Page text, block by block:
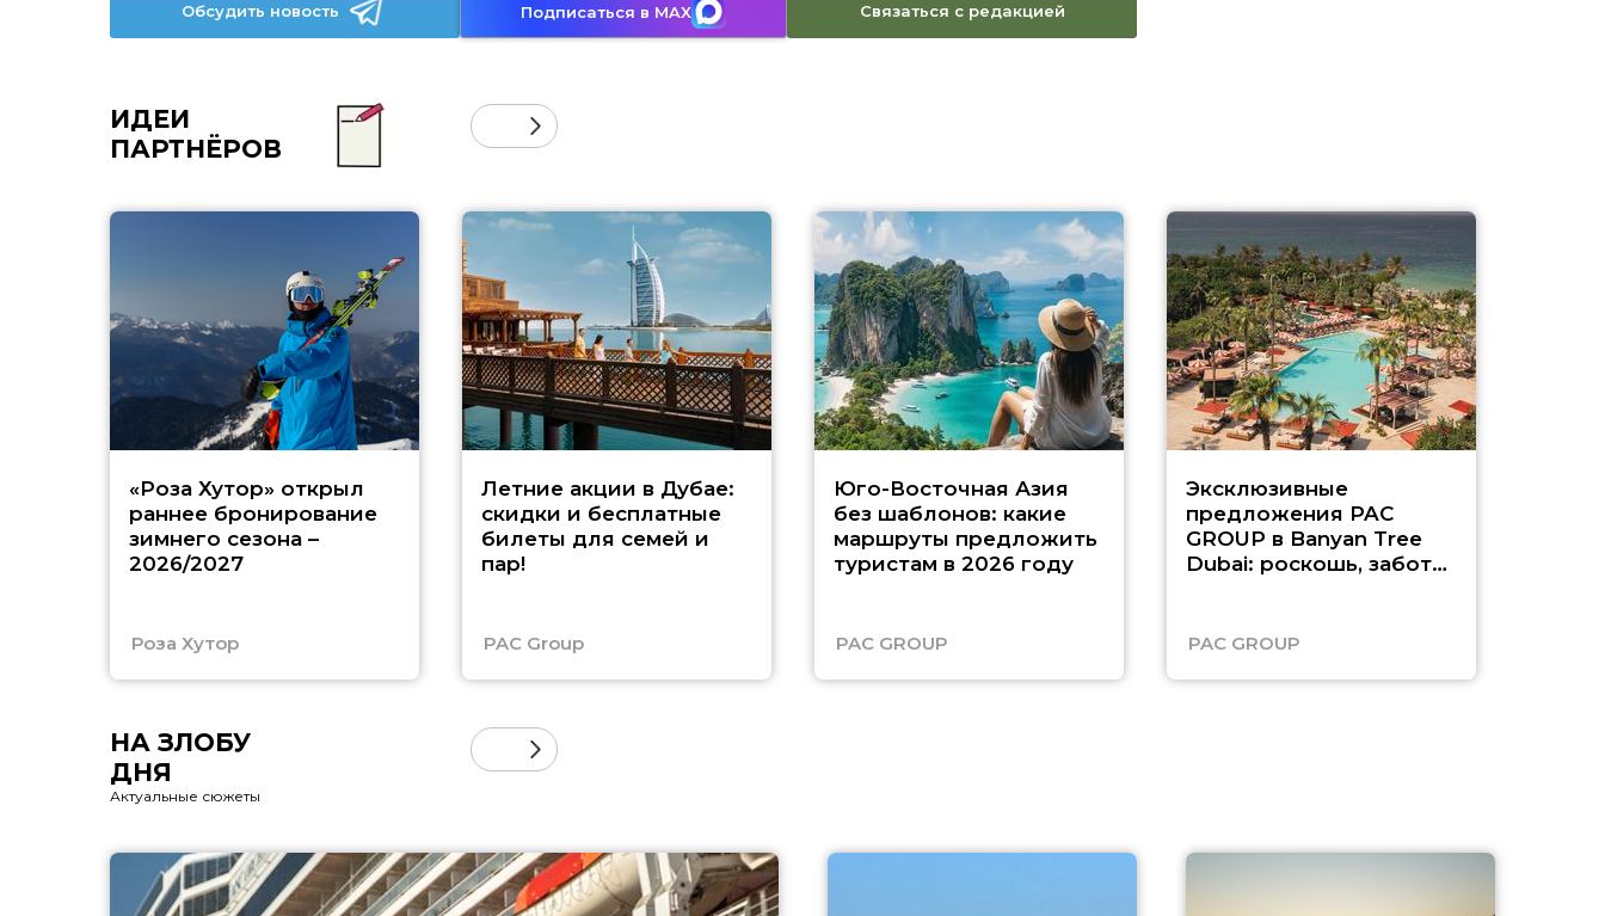
Обсудить новость Подписаться в MAX Связаться с редакцией
ИДЕИ
ПАРТНЁРОВ
«Роза Хутор» открыл
раннее бронирование
зимнего сезона –
2026/2027
Роза Хутор
Летние акции в Дубае:
скидки и бесплатные
билеты для семей и
пар!
PAC Group
Юго-Восточная Азия
без шаблонов: какие
маршруты предложить
туристам в 2026 году
PAC GROUP
Эксклюзивные
предложения PAC
GROUP в Banyan Tree
Dubai: роскошь, забота
PAC GROUP
НА ЗЛОБУ
ДНЯ
Актуальные сюжеты